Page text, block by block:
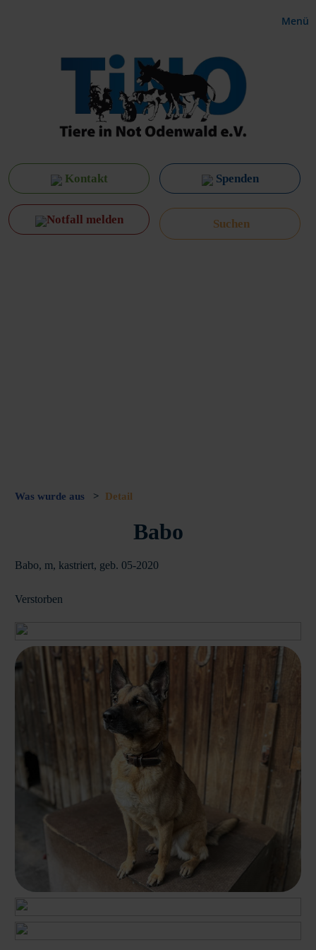
Menü
Kontakt Spenden
Notfall melden
Was wurde aus > Detail
Babo
Babo, m, kastriert, geb. 05-2020
Verstorben